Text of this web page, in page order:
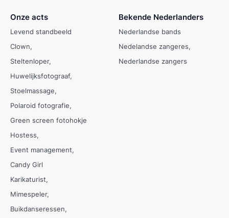
Onze acts
Levend standbeeld
Clown
Steltenloper
Huwelijksfotograaf
Stoelmassage
Polaroid fotografie
Green screen fotohokje
Hostess
Event management
Candy Girl
Karikaturist
Mimespeler
Buikdanseressen
Bekende Nederlanders
Nederlandse bands
Nedelandse zangeres
Nederlandse zangers